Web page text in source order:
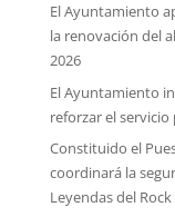
El Ayuntamiento
la renovación del
2026
El Ayuntamiento
reforzar el
Constituido el
coordinará la
Leyendas del Rock